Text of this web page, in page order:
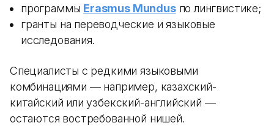
программы Erasmus Mundusпо лингвистике;
гранты на переводческие и языковые
исследования.
Специалисты с редкими языковыми
комбинациями — например, казахский-
китайский или узбекский-английский —
остаются востребованной нишей.